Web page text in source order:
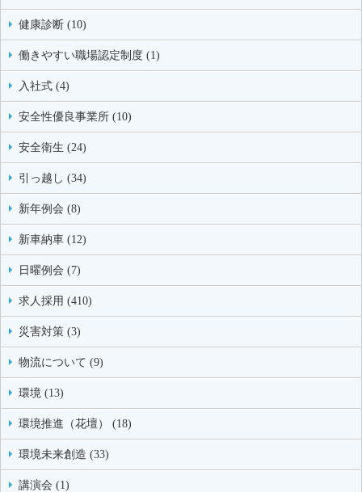
健康診断 (10)
働きやすい職場認定制度 (1)
入社式 (4)
安全性優良事業所 (10)
安全衛生 (24)
引っ越し (34)
新年例会 (8)
新車納車 (12)
日曜例会 (7)
求人採用 (410)
災害対策 (3)
物流について (9)
環境 (13)
環境推進（花壇） (18)
環境未来創造 (33)
講演会 (1)